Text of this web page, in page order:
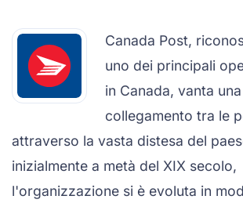
Canada Post,
uno dei principali
in Canada, vanta
collegamento tra le
attraverso la vasta distesa del
inizialmente a metà del XIX secolo,
l'organizzazione si è evoluta in